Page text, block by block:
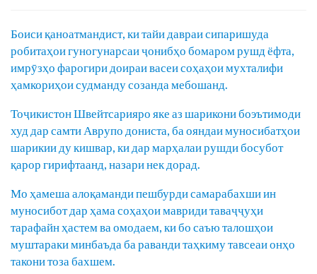
Боиси қаноатмандист, ки тайи давраи сипаришуда
робитаҳои гуногунарсаи ҷонибҳо бомаром рушд ёфта,
имрӯзҳо фарогири доираи васеи соҳаҳои мухталифи
ҳамкориҳои судманду созанда мебошанд.
Тоҷикистон Швейтсарияро яке аз шарикони боэътимоди
худ дар самти Аврупо дониста, ба ояндаи муносибатҳои
шарикии ду кишвар, ки дар марҳалаи рушди босубот
қарор гирифтаанд, назари нек дорад.
Мо ҳамеша алоқаманди пешбурди самарабахши ин
муносибот дар ҳама соҳаҳои мавриди таваҷҷуҳи
тарафайн ҳастем ва омодаем, ки бо саъю талошҳои
муштараки минбаъда ба раванди таҳкиму тавсеаи онҳо
такони тоза бахшем.